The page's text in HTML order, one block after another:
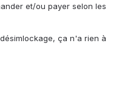
et/ou payer selon les
ça n'a rien à